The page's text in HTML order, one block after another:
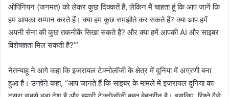
ओपिनियन (जनमत) को लेकर कुछ दिक्कतें हैं, लेकिन मैं चाहता हूं कि आप जानें कि
हम आपका सम्मान करते हैं। क्या हम कुछ समझौते कर सकते हैं? क्या आप हमें
अपनी सेना की कुछ तकनीकें सिखा सकते हैं? और क्या हमें आपकी AI और साइबर
विशेषज्ञता मिल सकती है?'”
नेतन्याहू ने आगे कहा कि इजरायल टेक्नोलॉजी के क्षेत्र में दुनिया में अग्रणी बना
हुआ है। उन्होंने कहा, “आप जानते हैं कि साइबर के मामले में इजरायल दुनिया का